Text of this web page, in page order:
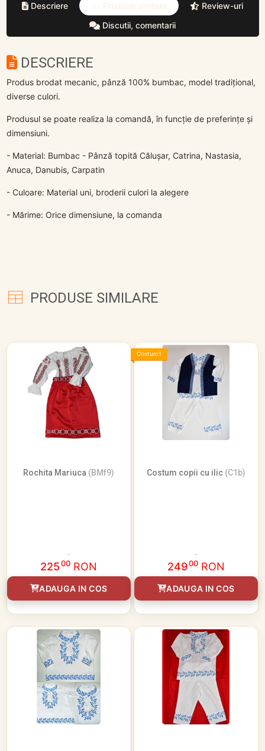
Descriere Produse similare
Review-uri
Discutii, comentarii
DESCRIERE
Produs brodat mecanic, pânză 100% bumbac, model tradițional,
diverse culori.
Produsul se poate realiza la comandă, în funcție de preferințe și
dimensiuni.
- Material: Bumbac - Pânză topită Călușar, Catrina, Nastasia,
Anuca, Danubis, Carpatin
- Culoare: Material uni, broderii culori la alegere
- Mărime: Orice dimensiune, la comanda
PRODUSE SIMILARE
Rochita Mariuca (BMf9)
22500 RON
ADAUGA IN COS
Costum1
Costum copii cu ilic (C1b)
24900 RON
ADAUGA IN COS